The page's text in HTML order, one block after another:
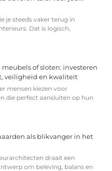
je steeds vaker terug in
Dat is logisch,
meubels of sloten: investeren
veiligheid en kwaliteit
mensen kiezen voor
die perfect aansluiten op hun
als blikvanger in het
draait een
om beleving, balans en